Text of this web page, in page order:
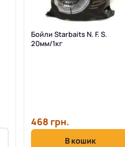
Бойли Starbaits N. F. S.
20мм/1кг
468 грн.
В кошик